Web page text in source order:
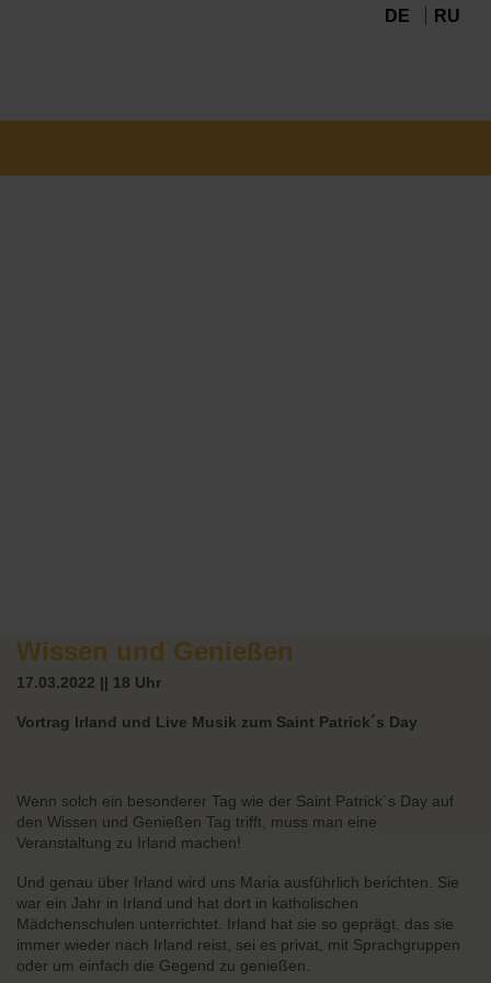
DE RU
Wissen und Genießen
17.03.2022 || 18 Uhr
Vortrag Irland und Live Musik zum Saint Patrick´s Day
Wenn solch ein besonderer Tag wie der Saint Patrick´s Day auf
den Wissen und Genießen Tag trifft, muss man eine
Veranstaltung zu Irland machen!
Und genau über Irland wird uns Maria ausführlich berichten. Sie
war ein Jahr in Irland und hat dort in katholischen
Mädchenschulen unterrichtet. Irland hat sie so geprägt, das sie
immer wieder nach Irland reist, sei es privat, mit Sprachgruppen
oder um einfach die Gegend zu genießen.